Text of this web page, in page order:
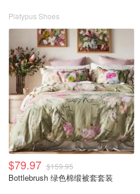
Platypus Shoes
$79.97 $159.95
Bottlebrush 绿色棉缎被套套装